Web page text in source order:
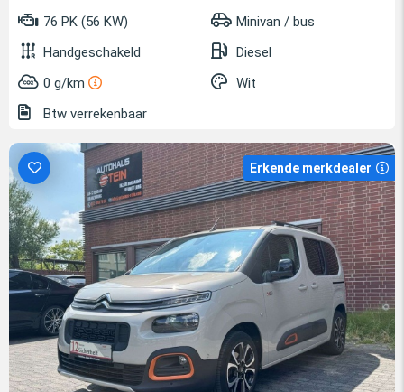
76 PK (56 KW)
Minivan / bus
Handgeschakeld
Diesel
0 g/km
Wit
Btw verrekenbaar
Erkende merkdealer